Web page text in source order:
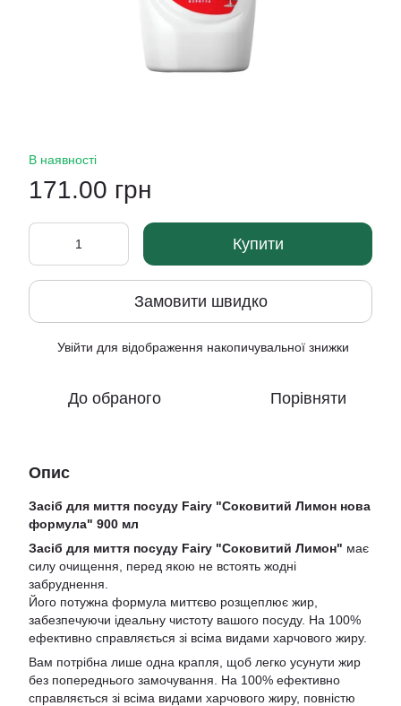
В наявності
171.00 грн
Купити
Замовити швидко
Увійти для відображення накопичувальної знижки
До обраного Порівняти
Опис
Засіб для миття посуду Fairy "Соковитий Лимон нова
формула" 900 мл
Засіб для миття посуду Fairy "Соковитий Лимон" має
силу очищення, перед якою не встоять жодні
забруднення.
Його потужна формула миттєво розщеплює жир,
забезпечуючи ідеальну чистоту вашого посуду. На 100%
ефективно справляється зі всіма видами харчового жиру.
Вам потрібна лише одна крапля, щоб легко усунути жир
без попереднього замочування. На 100% ефективно
справляється зі всіма видами харчового жиру, повністю